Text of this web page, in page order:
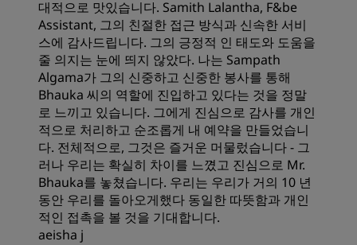
대적으로 맛있습니다. Samith Lalantha, F&be
Assistant, 그의 친절한 접근 방식과 신속한 서비
스에 감사드립니다. 그의 긍정적 인 태도와 도움을
줄 의지는 눈에 띄지 않았다. 나는 Sampath
Algama가 그의 신중하고 신중한 봉사를 통해
Bhauka 씨의 역할에 진입하고 있다는 것을 정말
로 느끼고 있습니다. 그에게 진심으로 감사를 개인
적으로 처리하고 순조롭게 내 예약을 만들었습니
다. 전체적으로, 그것은 즐거운 머물렀습니다 - 그
러나 우리는 확실히 차이를 느꼈고 진심으로 Mr.
Bhauka를 놓쳤습니다. 우리는 우리가 거의 10 년
동안 우리를 돌아오게했다 동일한 따뜻함과 개인
적인 접촉을 볼 것을 기대합니다.
aeisha j